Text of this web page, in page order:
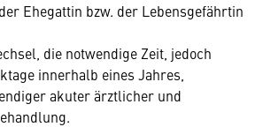
Ehegattin bzw. der Lebensgefährtin
die notwendige Zeit, jedoch
innerhalb eines Jahres,
akuter ärztlicher und